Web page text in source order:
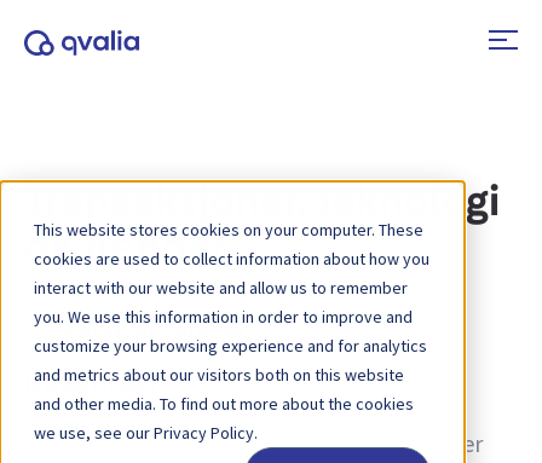
This website stores cookies on your computer. These
cookies are used to collect information about how you
interact with our website and allow us to remember
you. We use this information in order to improve and
customize your browsing experience and for analytics
and metrics about our visitors both on this website
and other media. To find out more about the cookies
we use, see our Privacy Policy.
Transaksjoner, teknologi
og trender
Kategori:
Ressurser
Oppdag vår omfattende samling av ressurser